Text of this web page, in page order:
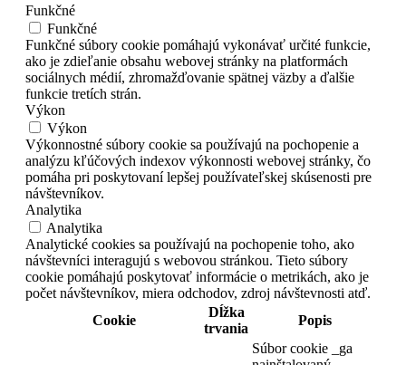
Funkčné
Funkčné
Funkčné súbory cookie pomáhajú vykonávať určité funkcie,
ako je zdieľanie obsahu webovej stránky na platformách
sociálnych médií, zhromažďovanie spätnej väzby a ďalšie
funkcie tretích strán.
Výkon
Výkon
Výkonnostné súbory cookie sa používajú na pochopenie a
analýzu kľúčových indexov výkonnosti webovej stránky, čo
pomáha pri poskytovaní lepšej používateľskej skúsenosti pre
návštevníkov.
Analytika
Analytika
Analytické cookies sa používajú na pochopenie toho, ako
návštevníci interagujú s webovou stránkou. Tieto súbory
cookie pomáhajú poskytovať informácie o metrikách, ako je
počet návštevníkov, miera odchodov, zdroj návštevnosti atď.
Cookie
Dĺžka
trvania
Popis
Súbor cookie _ga